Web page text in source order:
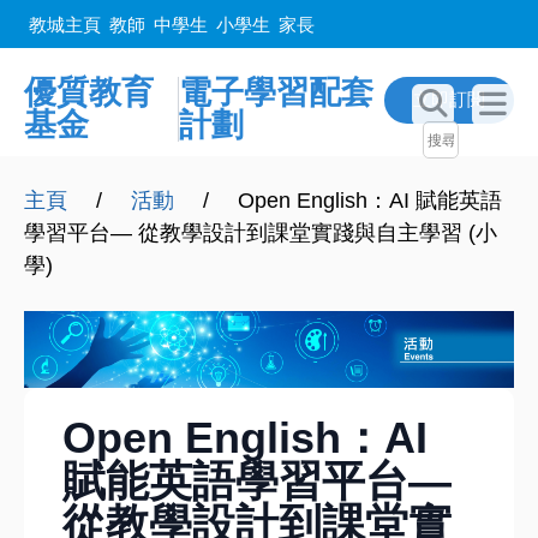
教城主頁 教師 中學生 小學生 家長
優質教育
基金
電子學習配套
計劃
立即訂閲
主頁 / 活動 /
Open English：AI 賦能英語
學習平台— 從教學設計到課堂實踐與自主學習 (小
學)
Open English：AI
賦能英語學習平台—
從教學設計到課堂實